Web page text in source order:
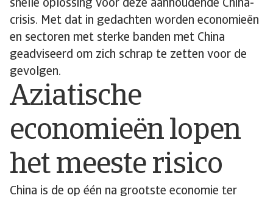
snelle oplossing voor deze aanhoudende China-
crisis. Met dat in gedachten worden economieën
en sectoren met sterke banden met China
geadviseerd om zich schrap te zetten voor de
gevolgen.
Aziatische
economieën lopen
het meeste risico
China is de op één na grootste economie ter